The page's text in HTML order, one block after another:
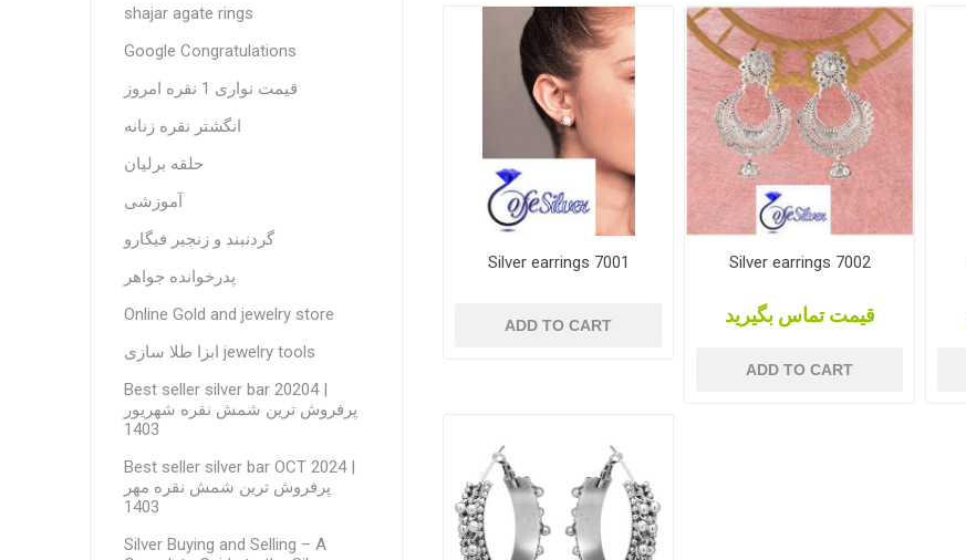
Silver earrings 7001
ADD TO CART
Silver earrings 7002
قیمت تماس بگیرید
ADD TO CART
shajar agate rings
Google Congratulations
قیمت نواری 1 نقره امروز
انگشتر نقره زنانه
حلقه برلیان
آموزشی
گردنبند و زنجیر فیگارو
پدرخوانده جواهر
Online Gold and jewelry store
ابزا طلا سازی jewelry tools
Best seller silver bar 20204 |
پرفروش ترین شمش نقره شهریور
1403
Best seller silver bar OCT 2024 |
پرفروش ترین شمش نقره مهر
1403
Silver Buying and Selling – A